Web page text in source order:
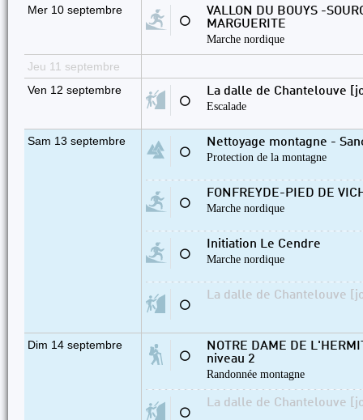
Mer 10 septembre
⚪
VALLON DU BOUYS -
MARGUERITE
Marche nordique
Jeu 11 septembre
Ven 12 septembre
⚪
La dalle de Chantelouve
Escalade
Sam 13 septembre
⚪
Nettoyage montagne -
Protection de la montagne
⚪
FONFREYDE-PIED DE
Marche nordique
⚪
Initiation Le Cendre
Marche nordique
⚪
La dalle de Chantelouve
Dim 14 septembre
⚪
NOTRE DAME DE
niveau 2
Randonnée montagne
⚪
La dalle de Chantelouve